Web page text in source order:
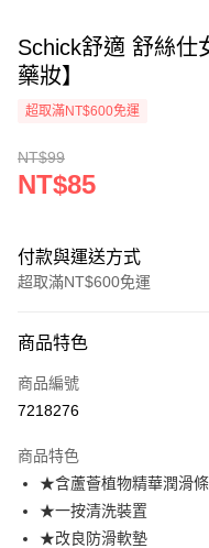
Schick舒適 舒絲仕
藥妝】
超取滿NT$600免運
NT$99
NT$85
付款與運送方式
超取滿NT$600免運
信用卡一次付款
超商取貨付款
Apple Pay
街口支付
商品特色
商品編號
7218276
商品特色
★含蘆薈植物精華潤滑條
★一按清洗裝置
★改良防滑軟墊